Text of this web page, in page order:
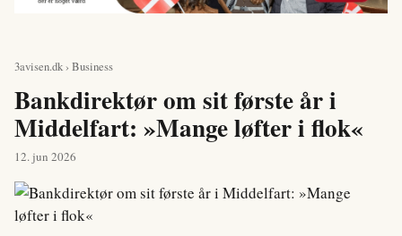
3avisen.dk› Business
Bankdirektør om sit første år i
Middelfart: »Mange løfter i flok«
12. jun 2026